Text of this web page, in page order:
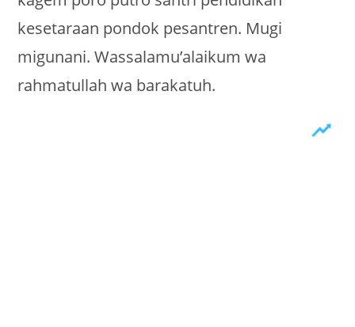
kesetaraan pondok pesantren. Mugi
migunani. Wassalamu’alaikum wa
rahmatullah wa barakatuh.